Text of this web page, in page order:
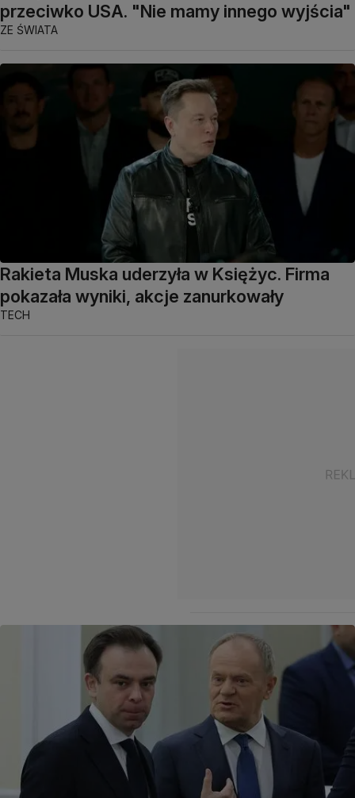
przeciwko USA. "Nie mamy innego wyjścia"
ZE ŚWIATA
Rakieta Muska uderzyła w Księżyc. Firma
pokazała wyniki, akcje zanurkowały
TECH